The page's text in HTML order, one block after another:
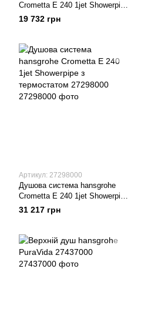
Crometta E 240 1jet Showerpipe
27284000
19 732 грн
Артикул: 27298000
Душова система hansgrohe
Crometta E 240 1jet Showerpipe
з термостатом 27298000
31 217 грн